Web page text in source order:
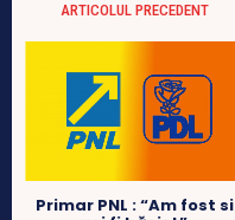
ARTICOLUL PRECEDENT
Primar PNL : “Am fost si